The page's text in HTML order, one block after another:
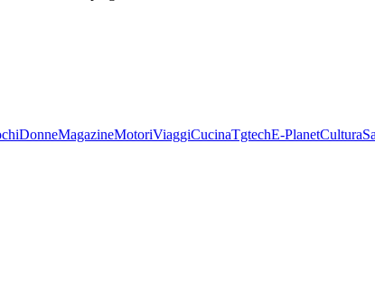
DonneMagazineMotoriViaggiCucinaTgtechE-PlanetCultura